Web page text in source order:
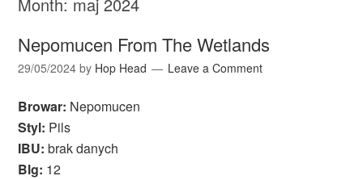
Month: maj 2024
Nepomucen From The Wetlands
29/05/2024 by Hop Head Leave a Comment
Browar: Nepomucen
Styl: Pils
IBU: brak danych
Blg: 12